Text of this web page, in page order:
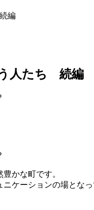
編
人たち 続編
かな町です。
ケーションの場とな